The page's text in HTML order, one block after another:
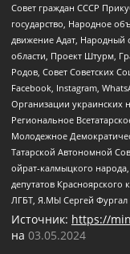
Совет граждан СССР
государство, Народное
движение Адат, Народный
области, Проект Штурм,
Родов, Совет Советских
Facebook, Instagram,
Организации украинских
Региональное
Молодежное
Татарской Автономной
ойрат-калмыцкого
депутатов
ЛГБТ, Я.МЫ Сергей Фургал
Источник: https://
на 03.05.2024